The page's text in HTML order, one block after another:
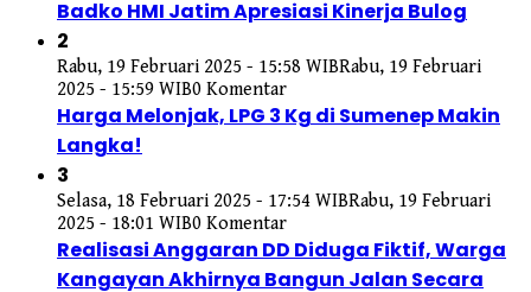
Badko HMI Jatim Apresiasi Kinerja Bulog
2
Rabu, 19 Februari 2025 - 15:58 WIBRabu, 19 Februari
2025 - 15:59 WIB0 Komentar
Harga Melonjak, LPG 3 Kg di Sumenep Makin
Langka!
3
Selasa, 18 Februari 2025 - 17:54 WIBRabu, 19 Februari
2025 - 18:01 WIB0 Komentar
Realisasi Anggaran DD Diduga Fiktif, Warga
Kangayan Akhirnya Bangun Jalan Secara